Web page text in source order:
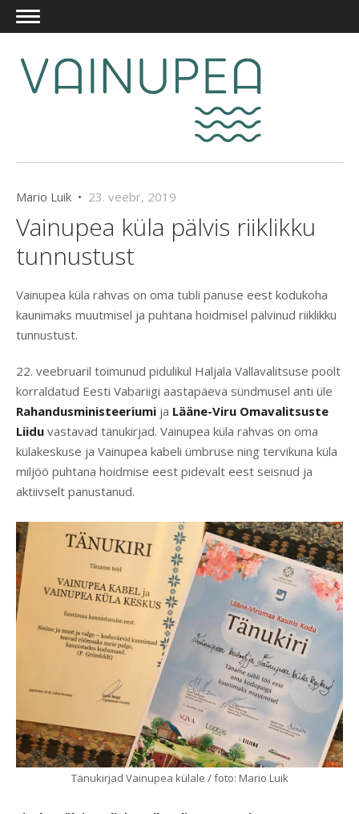
Mario Luik • 23. veebr, 2019
Vainupea küla pälvis riiklikku
tunnustust
Vainupea küla rahvas on oma tubli panuse eest kodukoha
kaunimaks muutmisel ja puhtana hoidmisel pälvinud riiklikku
tunnustust.
22. veebruaril toimunud pidulikul Haljala Vallavalitsuse poolt
korraldatud Eesti Vabariigi aastapäeva sündmusel anti üle
Rahandusministeeriumi ja Lääne-Viru Omavalitsuste
Liidu vastavad tänukirjad. Vainupea küla rahvas on oma
külakeskuse ja Vainupea kabeli ümbruse ning tervikuna küla
miljöö puhtana hoidmise eest pidevalt eest seisnud ja
aktiivselt panustanud.
Tänukirjad Vainupea külale / foto: Mario Luik